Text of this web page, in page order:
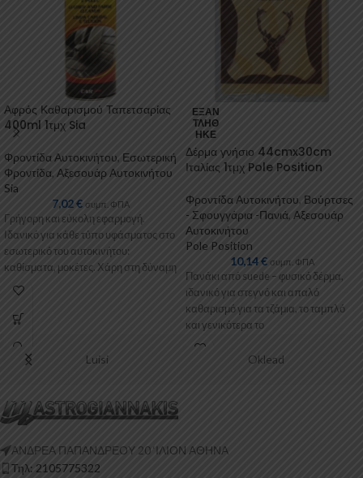
Αφρός Καθαρισμού Ταπετσαρίας
400ml 1τμχ Sia
Φροντίδα Αυτοκινήτου, Εσωτερική
Φροντίδα Αξεσουάρ Αυτοκινήτου
Sia
7,02€ συμπ. ΦΠΑ
Γρήγορη και εύκολη εφαρμογή.
Ιδανικό για κάθε τύπο υφάσματος στο
εσωτερικό του αυτοκινήτου:
καθίσματα, μοκέτες. Χάρη στη δύναμη
του ενεργού
ΕΞΑΝ
ΤΛΉΘ
ΗΚΕ
Δέρμα γνήσιο 44cmx30cm
Ιταλίας 1τμχ Pole Position
Φροντίδα Αυτοκινήτου Βούρτσες
- Σφουγγάρια -Πανιά, Αξεσουάρ
Αυτοκινήτου
Pole Position
10,14€ συμπ. ΦΠΑ
Πανάκι από suede – φυσικό δέρμα,
ιδανικό για στεγνό και απαλό
καθαρισμό για τα τζάμια, το ταμπλό
και γενικότερα το
Luisi Oklead
ΑΝΔΡΕΑ ΠΑΠΑΝΔΡΕΟΥ 20 ‘ΙΛΙΟΝ ΑΘΗΝΑ
Τηλ: 2105775322